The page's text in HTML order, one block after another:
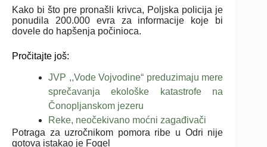
Kako bi što pre pronašli krivca, Poljska policija je
ponudila 200.000 evra za informacije koje bi
dovele do hapšenja počinioca.
Pročitajte još:
JVP ,,Vode Vojvodine“ preduzimaju mere
sprečavanja ekološke katastrofe na
Čonopljanskom jezeru
Reke, neočekivano moćni zagađivači
Potraga za uzročnikom pomora ribe u Odri nije
gotova istakao je Fogel